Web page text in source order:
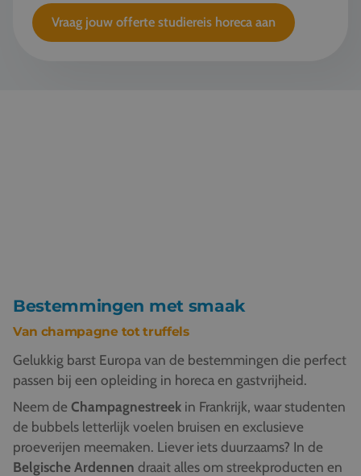
Vraag jouw offerte studiereis horeca aan
Bestemmingen met smaak
Van champagne tot truffels
Gelukkig barst Europa van de bestemmingen die perfect
passen bij een opleiding in horeca en gastvrijheid.
Neem de Champagnestreek in Frankrijk, waar studenten
de bubbels letterlijk voelen bruisen en exclusieve
proeverijen meemaken. Liever iets duurzaams? In de
Belgische Ardennen draait alles om streekproducten en